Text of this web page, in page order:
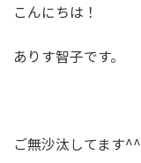
こんにちは！
ありす智子です。
ご無沙汰してます^^